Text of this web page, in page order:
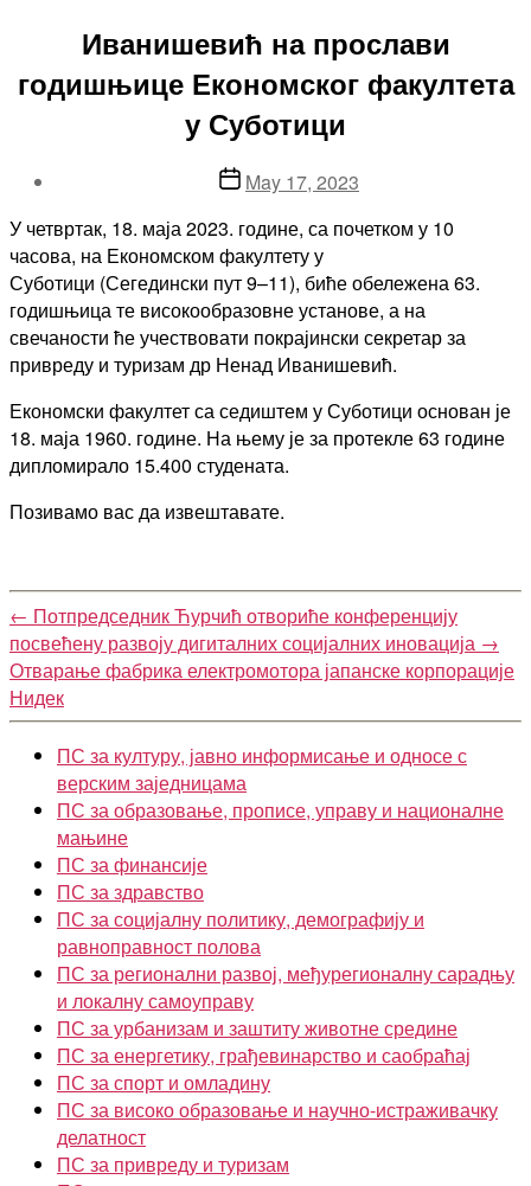
Иванишевић на прослави
годишњице Економског факултета
у Суботици
PostMay 17, 2023
У четвртак, 18. маја 2023. године, са почетком у 10
часова, на Економском факултету у
Суботици (Сегедински пут 9–11), биће обележена 63.
годишњица те високообразовне установе, а на
свечаности ће учествовати покрајински секретар за
привреду и туризам др Ненад Иванишевић.
Економски факултет са седиштем у Суботици основан је
18. маја 1960. године. На њему је за протекле 63 године
дипломирало 15.400 студената.
Позивамо вас да извештавате.
← Потпредседник Ћурчић отвориће конференцију
посвећену развоју дигиталних социјалних иновација →
Отварање фабрика електромотора јапанске корпорације
Нидек
ПС за културу, јавно информисање и односе с
верским заједницама
ПС за образовање, прописе, управу и националне
мањине
ПС за финансије
ПС за здравство
ПС за социјалну политику, демографију и
равноправност полова
ПС за регионални развој, међурегионалну сарадњу
и локалну самоуправу
ПС за урбанизам и заштиту животне средине
ПС за енергетику, грађевинарство и саобраћај
ПС за спорт и омладину
ПС за високо образовање и научно-истраживачку
делатност
ПС за привреду и туризам